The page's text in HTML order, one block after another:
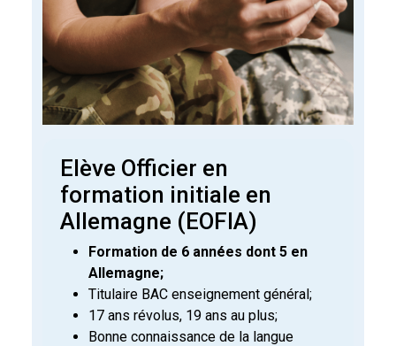
Elève Officier en
formation initiale en
Allemagne (EOFIA)
Formation de 6 années dont 5 en
Allemagne;
Titulaire BAC enseignement général;
17 ans révolus, 19 ans au plus;
Bonne connaissance de la langue